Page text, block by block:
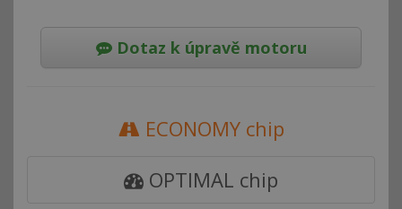
Dotaz k úpravě motoru
ECONOMY chip
OPTIMAL chip